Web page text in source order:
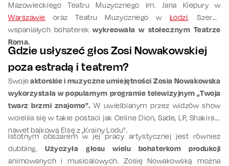
Mazowieckiego Teatru Muzycznego im. Jana Kiepury w
Warszawie oraz Teatru Muzycznego w Łodzi. Szereg
wspaniałych bohaterekwykreowała w stołecznym Teatrze
Roma.
Gdzie usłyszeć głos Zosi Nowakowskiej
poza estradą i teatrem?
Swojeaktorskie i muzyczne umiejętności Zosia Nowakowska
wykorzystała w popularnym programie telewizyjnym „Twoja
twarz brzmi znajomo”. W uwielbianym przez widzów show
wcieliła się w takie postaci jak Celine Dion, Sade, LP, Shakira a
nawet bajkową Elsę z „Krainy Lodu”.
Istotnym obszarem w jej pracy artystycznej jest również
dubbing.Użyczyła głosu wielu bohaterkom produkcji
animowanych i musicalowych. Zosię Nowakowską można